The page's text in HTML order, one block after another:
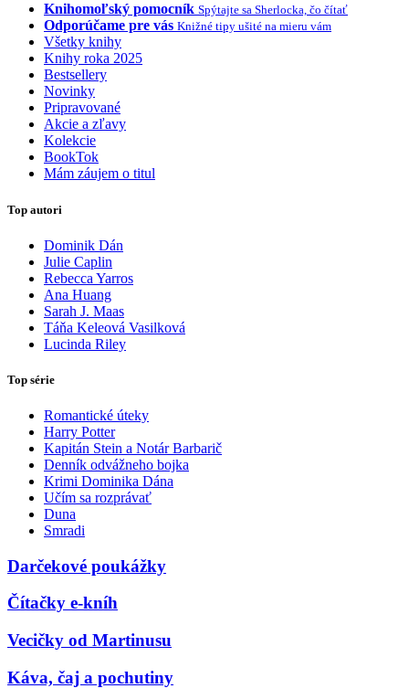
Knihomoľský pomocník Spýtajte sa Sherlocka, čo čítať
Odporúčame pre vás Knižné tipy ušité na mieru vám
Všetky knihy
Knihy roka 2025
Bestsellery
Novinky
Pripravované
Akcie a zľavy
Kolekcie
BookTok
Mám záujem o titul
Top autori
Dominik Dán
Julie Caplin
Rebecca Yarros
Ana Huang
Sarah J. Maas
Táňa Keleová Vasilková
Lucinda Riley
Top série
Romantické úteky
Harry Potter
Kapitán Stein a Notár Barbarič
Denník odvážneho bojka
Krimi Dominika Dána
Učím sa rozprávať
Duna
Smradi
Darčekové poukážky
Čítačky e-kníh
Vecičky od Martinusu
Káva, čaj a pochutiny